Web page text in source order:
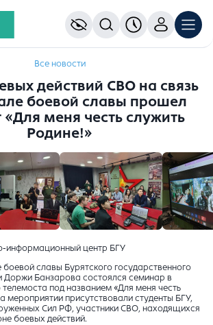
Все новости
действий СВО на связь
боевой славы прошел
«Для меня честь служить
Родине!»
информационный центр БГУ
боевой славы Бурятского государственного
Доржи Банзарова состоялся семинар в
под названием «Для меня честь
мероприятии присутствовали студенты БГУ,
Сил РФ, участники СВО, находящихся
боевых действий.